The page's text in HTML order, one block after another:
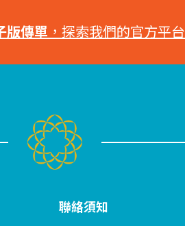
版傳單 ，探索我們的官方平台
聯絡須知